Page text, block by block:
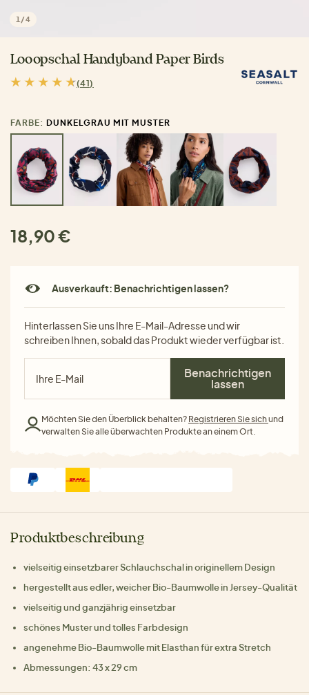
1 /4
Looopschal Handyband Paper Birds
(41)
FARBE: DUNKELGRAU MIT MUSTER
18,90 €
Ausverkauft: Benachrichtigen lassen?
Hinterlassen Sie uns Ihre E-Mail-Adresse und wir
schreiben Ihnen, sobald das Produkt wieder verfügbar ist.
Benachrichtigen
lassen
Möchten Sie den Überblick behalten? Registrieren Sie sichund
verwalten Sie alle überwachten Produkte an einem Ort.
Produktbeschreibung
vielseitig einsetzbarer Schlauchschal in originellem Design
hergestellt aus edler, weicher Bio-Baumwolle in Jersey-Qualität
vielseitig und ganzjährig einsetzbar
schönes Muster und tolles Farbdesign
angenehme Bio-Baumwolle mit Elasthan für extra Stretch
Abmessungen: 43 x 29 cm